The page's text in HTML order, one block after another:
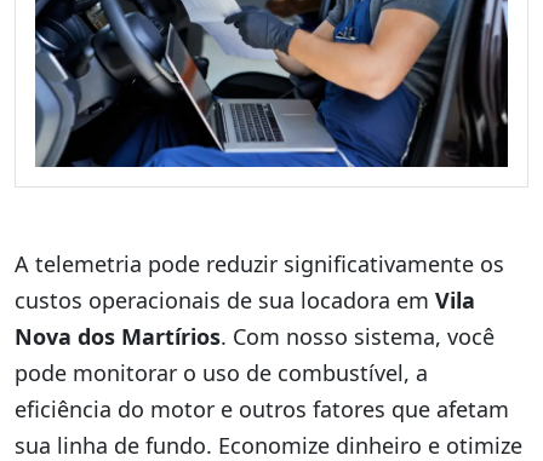
A telemetria pode reduzir significativamente os
custos operacionais de sua locadora em Vila
Nova dos Martírios. Com nosso sistema, você
pode monitorar o uso de combustível, a
eficiência do motor e outros fatores que afetam
sua linha de fundo. Economize dinheiro e otimize